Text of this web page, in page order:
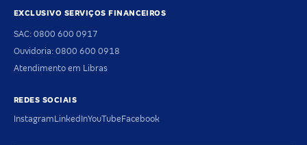
EXCLUSIVO SERVIÇOS FINANCEIROS
SAC: 0800 600 0917
Ouvidoria: 0800 600 0918
Atendimento em Libras
REDES SOCIAIS
InstagramLinkedInYouTubeFacebook